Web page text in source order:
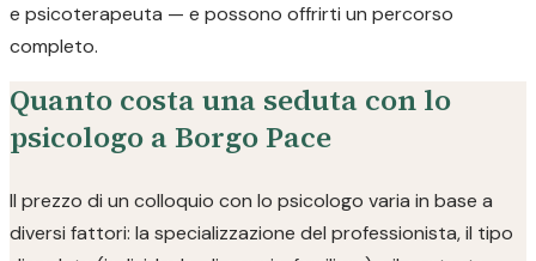
e psicoterapeuta — e possono offrirti un percorso
completo.
Quanto costa una seduta con lo
psicologo a Borgo Pace
Il prezzo di un colloquio con lo psicologo varia in base a
diversi fattori: la specializzazione del professionista, il tipo